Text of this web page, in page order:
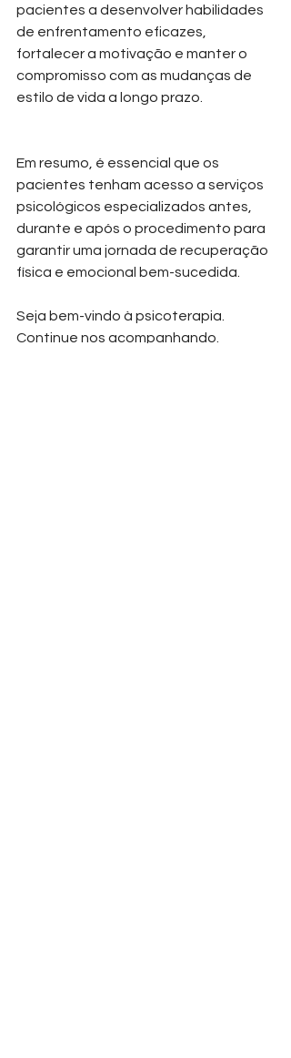
pacientes a desenvolver habilidades
de enfrentamento eficazes,
fortalecer a motivação e manter o
compromisso com as mudanças de
estilo de vida a longo prazo.
Em resumo, é essencial que os
pacientes tenham acesso a serviços
psicológicos especializados antes,
durante e após o procedimento para
garantir uma jornada de recuperação
física e emocional bem-sucedida.
Seja bem-vindo à psicoterapia.
Continue nos acompanhando.